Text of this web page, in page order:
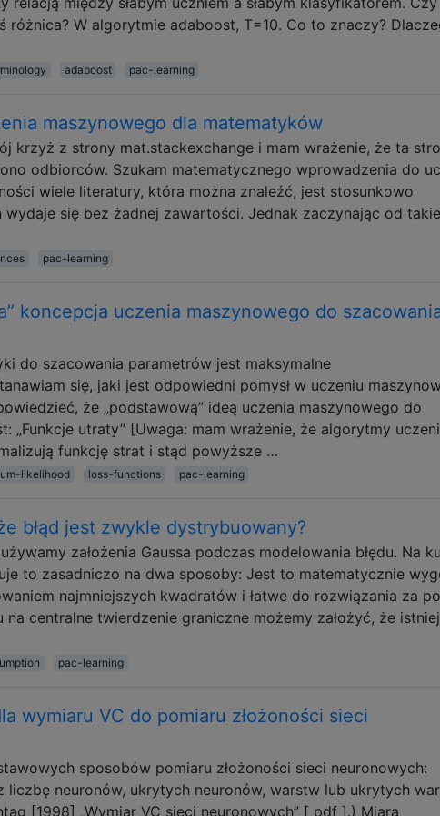
różnica? W algorytmie adaboost, T=10. Co to znaczy?
adaboost pac-learning
maszynowego dla matematyków
krzyż z strony mat.stackexchange i mam wrażenie, że ta
odbiorców. Szukam matematycznego wprowadzenia do
wiele literatury, która można znaleźć, jest stosunkowo
wydaje się bez żadnej zawartości. Jednak zaczynając od
pac-learning
koncepcja uczenia maszynowego do
do szacowania parametrów jest maksymalne
się, jaki jest odpowiedni pomysł w uczeniu
że „podstawową” ideą uczenia maszynowego do
„Funkcje utraty” [Uwaga: mam wrażenie, że algorytmy
funkcję strat i stąd powyższe …
likelihood loss-functions pac-learning
błąd jest zwykle dystrybuowany?
założenia Gaussa podczas modelowania błędu. Na
to zasadniczo na dwa sposoby: Jest to matematycznie
najmniejszych kwadratów i łatwe do rozwiązania za
centralne twierdzenie graniczne możemy założyć, że
pac-learning
wymiaru VC do pomiaru złożoności sieci
sposobów pomiaru złożoności sieci neuronowych:
liczbę neuronów, ukrytych neuronów, warstw lub ukrytych
[1998] „Wymiar VC sieci neuronowych” [ pdf ].) Miara